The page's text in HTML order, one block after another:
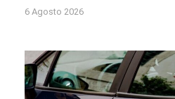
6 Agosto 2026